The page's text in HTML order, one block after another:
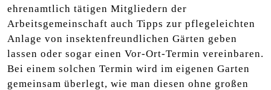
ehrenamtlich tätigen Mitgliedern der
Arbeitsgemeinschaft auch Tipps zur pflegeleichten
Anlage von insektenfreundlichen Gärten geben
lassen oder sogar einen Vor-Ort-Termin vereinbaren.
Bei einem solchen Termin wird im eigenen Garten
gemeinsam überlegt, wie man diesen ohne großen